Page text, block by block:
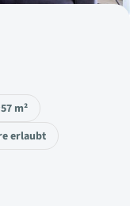
57 m²
erlaubt